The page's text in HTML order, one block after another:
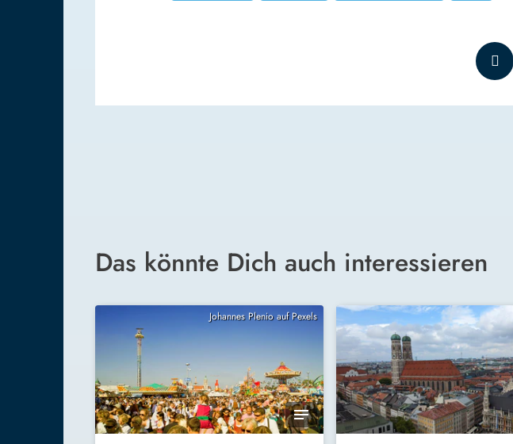
Das könnte Dich auch interessieren
Johannes Plenio auf Pexels